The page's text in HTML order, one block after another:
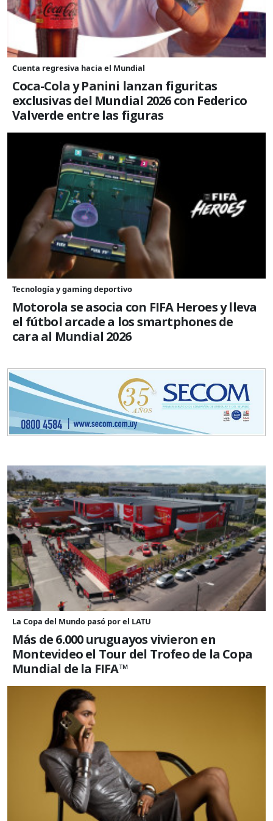
Cuenta regresiva hacia el Mundial
Coca-Cola y Panini lanzan figuritas
exclusivas del Mundial 2026 con Federico
Valverde entre las figuras
Tecnología y gaming deportivo
Motorola se asocia con FIFA Heroes y lleva
el fútbol arcade a los smartphones de
cara al Mundial 2026
La Copa del Mundo pasó por el LATU
Más de 6.000 uruguayos vivieron en
Montevideo el Tour del Trofeo de la Copa
Mundial de la FIFA™